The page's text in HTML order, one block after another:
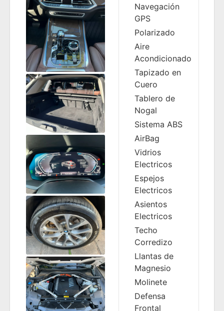
Navegación
GPS
Polarizado
Aire
Acondicionado
Tapizado en
Cuero
Tablero de
Nogal
Sistema ABS
AirBag
Vidrios
Electricos
Espejos
Electricos
Asientos
Electricos
Techo
Corredizo
Llantas de
Magnesio
Molinete
Defensa
Frontal